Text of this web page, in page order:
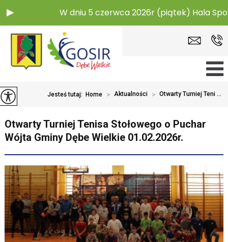
W dniu 5 czerwca 2026r (piątek) Hala
Jesteś tutaj: Home > Aktualności > Otwarty Turniej Teni ...
Otwarty Turniej Tenisa Stołowego o Puchar
Wójta Gminy Dębe Wielkie 01.02.2026r.